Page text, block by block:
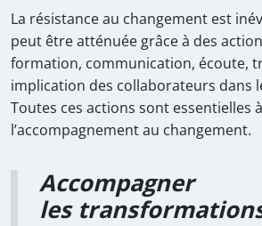
La résistance au changement est
peut être atténuée grâce à des
formation, communication, écoute,
implication des collaborateurs dans
Toutes ces actions sont essentielles à
l’accompagnement au changement.
Accompagner
les